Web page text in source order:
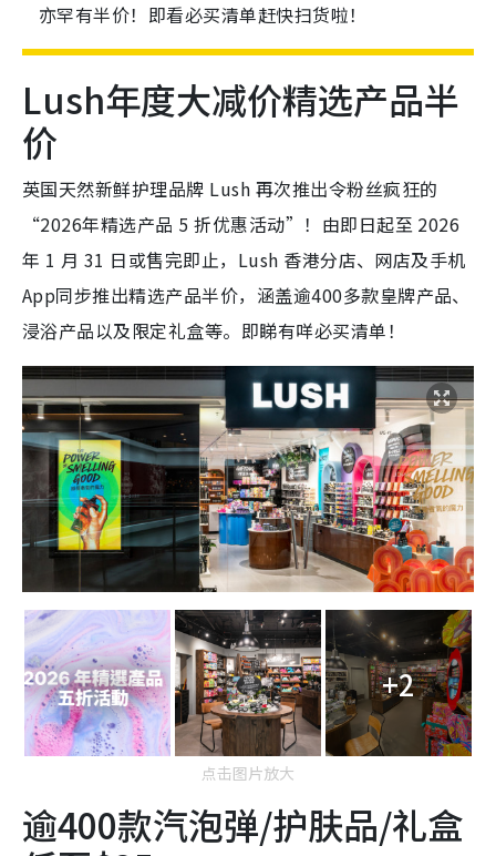
亦罕有半价！即看必买清单赶快扫货啦！
Lush年度大减价精选产品半
价
英国天然新鲜护理品牌 Lush 再次推出令粉丝疯狂的
“2026年精选产品 5 折优惠活动”！由即日起至 2026
年 1 月 31 日或售完即止，Lush 香港分店、网店及手机
App同步推出精选产品半价，涵盖逾400多款皇牌产品、
浸浴产品以及限定礼盒等。即睇有咩必买清单！
+2
点击图片放大
逾400款汽泡弹/护肤品/礼盒